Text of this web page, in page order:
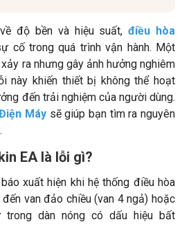
độ bền và hiệu suất,điều hòa
cố trong quá trình vận hành. Một
ra nhưng gây ảnh hưởng nghiêm
này khiến thiết bị không thể hoạt
đến trải nghiệm của người dùng.
Máysẽ giúp bạn tìm ra nguyên
EA là lỗi gì?
xuất hiện khi hệ thống điều hòa
van đảo chiều (van 4 ngả) hoặc
trong dàn nóng có dấu hiệu bất